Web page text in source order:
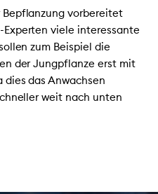
Bepflanzung vorbereitet
viele interessante
zum Beispiel die
der Jungpflanze erst mit
das Anwachsen
weit nach unten